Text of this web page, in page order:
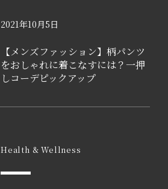
2021年10月5日
【メンズファッション】柄パンツ
をおしゃれに着こなすには？一押
しコーデピックアップ
Health & Wellness